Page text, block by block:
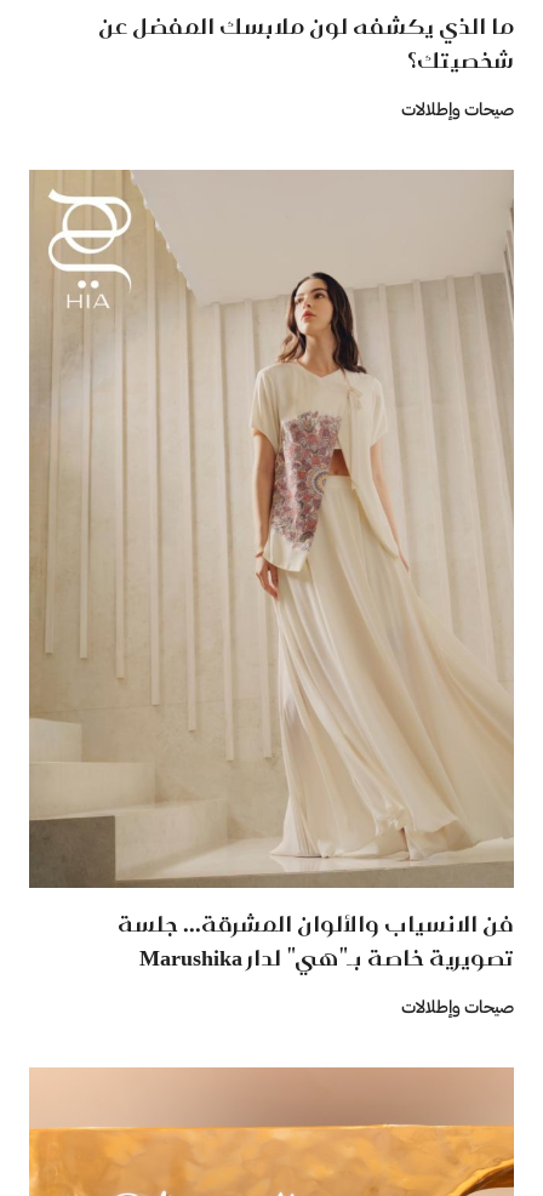
ما الذي يكشفه لون ملابسك المفضل عن
شخصيتك؟
صيحات وإطلالات
فن الانسياب والألوان المشرقة... جلسة
تصويرية خاصة بـ"هي" لدار ‏Marushika‏ ‏
صيحات وإطلالات